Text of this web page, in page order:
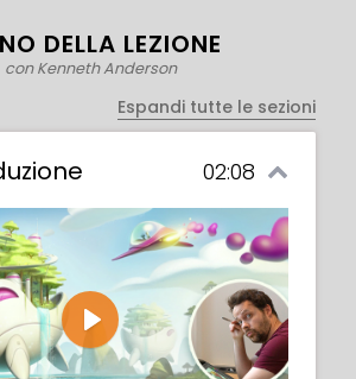
DELLA LEZIONE
con Kenneth Anderson
Espandi tutte le sezioni
02:08
Play